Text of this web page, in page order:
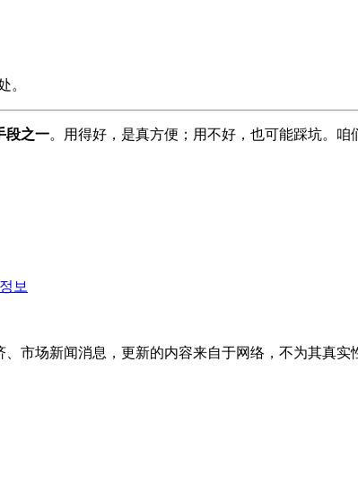
。
段之一。用得好，是真方便；用不好，也可能踩坑。
보
市场新闻消息，更新的内容来自于网络，不为其真